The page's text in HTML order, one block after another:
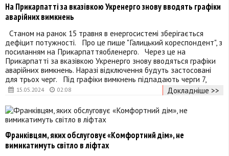
15.05.2024 02:08
На Прикарпатті за вказівкою Укренерго знову вводять графіки
аварійних вимкнень
Станом на ранок 15 травня в енергосистемі зберігається
дефіцит потужності. Про це пише "Галицький кореспондент", з
посиланням на Прикарпаттяобленерго. Через це на
Прикарпатті за вказівкою Укренерго знову вводяться графіки
аварійних вимкнень. Наразі відключення будуть застосовані
для трьох черг. Під графіки вимкнень підпадають черги 7,
Докладніше >>
Франківцям, яких обслуговує «Комфортний дім», не
вимикатимуть світло в ліфтах